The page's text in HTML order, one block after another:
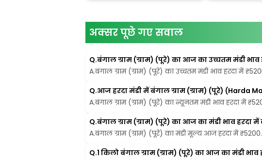
अक्सर पूछे गए सवाल
Q.बंगाल ग्राम (ग्राम) (पूरे) का आज का उच्चतम मंडी भाव
A.बंगाल ग्राम (ग्राम) (पूरे) का उच्चतम मंडी भाव हरदा में
Q.आज हरदा मंडी में बंगाल ग्राम (ग्राम) (पूरे) (Harda
A.बंगाल ग्राम (ग्राम) (पूरे) का न्यूनतम मंडी भाव हरदा में
Q.बंगाल ग्राम (ग्राम) (पूरे) का आज का मंडी भाव हरदा में
A.बंगाल ग्राम (ग्राम) (पूरे) का मंडी मूल्य आज हरदा में
Q.1 किलो बंगाल ग्राम (ग्राम) (पूरे) का आज का मंडी भाव